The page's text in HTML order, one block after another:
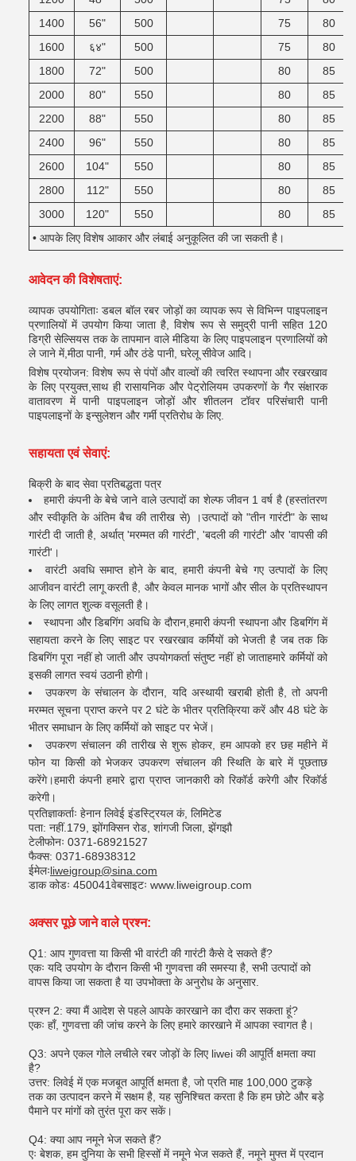
1400
56" 500 75
80
1600
६४" 500 75
80
1800
72" 500 80
85
2000
80" 550 80
85
2200
88" 550 80
85
2400
96" 550 80
85
2600
104" 550 80
85
2800
112" 550 80
85
3000
120" 550 80
85
• आपके लिए विशेष आकार और लंबाई अनुकूलित की जा सकती है।
आवेदन की विशेषताएं:
व्यापक उपयोगिताः डबल बॉल रबर जोड़ों का व्यापक रूप से विभिन्न पाइपलाइन
प्रणालियों में उपयोग किया जाता है, विशेष रूप से समुद्री पानी सहित 120
डिग्री सेल्सियस तक के तापमान वाले मीडिया के लिए पाइपलाइन प्रणालियों को
ले जाने में,मीठा पानी, गर्म और ठंडे पानी, घरेलू सीवेज आदि।
विशेष प्रयोजन: विशेष रूप से पंपों और वाल्वों की त्वरित स्थापना और रखरखाव
के लिए प्रयुक्त,साथ ही रासायनिक और पेट्रोलियम उपकरणों के गैर संक्षारक
वातावरण में पानी पाइपलाइन जोड़ों और शीतलन टॉवर परिसंचारी पानी
पाइपलाइनों के इन्सुलेशन और गर्मी प्रतिरोध के लिए.
सहायता एवं सेवाएं:
बिक्री के बाद सेवा प्रतिबद्धता पत्र
हमारी कंपनी के बेचे जाने वाले उत्पादों का शेल्फ जीवन 1 वर्ष है (हस्तांतरण
और स्वीकृति के अंतिम बैच की तारीख से) ।उत्पादों को "तीन गारंटी" के साथ
गारंटी दी जाती है, अर्थात् 'मरम्मत की गारंटी', 'बदली की गारंटी' और 'वापसी की
गारंटी'।
वारंटी अवधि समाप्त होने के बाद, हमारी कंपनी बेचे गए उत्पादों के लिए
आजीवन वारंटी लागू करती है, और केवल मानक भागों और सील के प्रतिस्थापन
के लिए लागत शुल्क वसूलती है।
स्थापना और डिबगिंग अवधि के दौरान,हमारी कंपनी स्थापना और डिबगिंग में
सहायता करने के लिए साइट पर रखरखाव कर्मियों को भेजती है जब तक कि
डिबगिंग पूरा नहीं हो जाती और उपयोगकर्ता संतुष्ट नहीं हो जाताहमारे कर्मियों को
इसकी लागत स्वयं उठानी होगी।
उपकरण के संचालन के दौरान, यदि अस्थायी खराबी होती है, तो अपनी
मरम्मत सूचना प्राप्त करने पर 2 घंटे के भीतर प्रतिक्रिया करें और 48 घंटे के
भीतर समाधान के लिए कर्मियों को साइट पर भेजें।
उपकरण संचालन की तारीख से शुरू होकर, हम आपको हर छह महीने में
फोन या किसी को भेजकर उपकरण संचालन की स्थिति के बारे में पूछताछ
करेंगे।हमारी कंपनी हमारे द्वारा प्राप्त जानकारी को रिकॉर्ड करेगी और रिकॉर्ड
करेगी।
प्रतिज्ञाकर्ताः हेनान लिवेई इंडस्ट्रियल कं, लिमिटेड
पता: नहीं.179, झोंगक्सिन रोड, शांगजी जिला, झेंगझौ
टेलीफोनः 0371-68921527
फैक्स: 0371-68938312
ईमेलःliweigroup@sina.com
डाक कोडः 450041वेबसाइटः www.liweigroup.com
अक्सर पूछे जाने वाले प्रश्न:
Q1: आप गुणवत्ता या किसी भी वारंटी की गारंटी कैसे दे सकते हैं?
एकः यदि उपयोग के दौरान किसी भी गुणवत्ता की समस्या है, सभी उत्पादों को
वापस किया जा सकता है या उपभोक्ता के अनुरोध के अनुसार.
प्रश्न 2: क्या मैं आदेश से पहले आपके कारखाने का दौरा कर सकता हूं?
एकः हाँ, गुणवत्ता की जांच करने के लिए हमारे कारखाने में आपका स्वागत है।
Q3: अपने एकल गोले लचीले रबर जोड़ों के लिए liwei की आपूर्ति क्षमता क्या
है?
उत्तर: लिवेई में एक मजबूत आपूर्ति क्षमता है, जो प्रति माह 100,000 टुकड़े
तक का उत्पादन करने में सक्षम है, यह सुनिश्चित करता है कि हम छोटे और बड़े
पैमाने पर मांगों को तुरंत पूरा कर सकें।
Q4: क्या आप नमूने भेज सकते हैं?
एः बेशक, हम दुनिया के सभी हिस्सों में नमूने भेज सकते हैं, नमूने मुफ्त में प्रदान